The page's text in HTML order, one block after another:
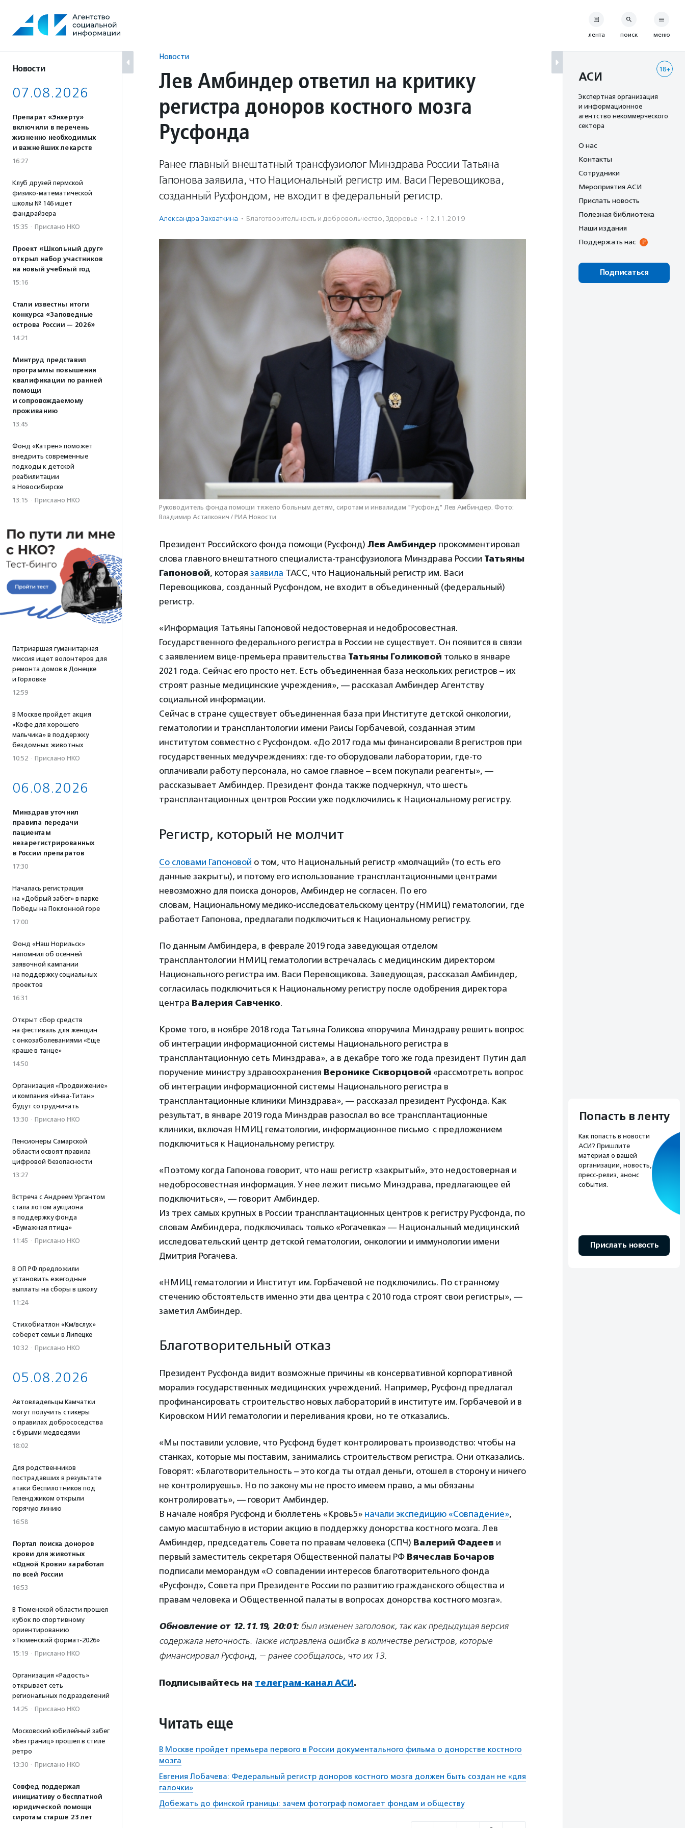
содержанию
Новости
07.08.2026
Препарат «Энхерту»
включили в перечень
жизненно необходимых
и важнейших лекарств
16:27
Клуб друзей пермской
физико-математической
школы № 146 ищет
фандрайзера
15:35 · Прислано НКО
Проект «Школьный друг»
открыл набор участников
на новый учебный год
15:16
Стали известны итоги
конкурса «Заповедные
острова России — 2026»
14:21
Минтруд представил
программы повышения
квалификации по ранней
помощи
и сопровождаемому
проживанию
13:45
Фонд «Катрен» поможет
внедрить современные
подходы к детской
реабилитации
в Новосибирске
13:15 · Прислано НКО
Патриаршая гуманитарная
миссия ищет волонтеров для
ремонта домов в Донецке
и Горловке
12:59
В Москве пройдет акция
«Кофе для хорошего
мальчика» в поддержку
бездомных животных
10:52 · Прислано НКО
06.08.2026
Минздрав уточнил
правила передачи
пациентам
незарегистрированных
в России препаратов
17:30
Началась регистрация
на «Добрый забег» в парке
Победы на Поклонной горе
17:00
Фонд «Наш Норильск»
напомнил об осенней
заявочной кампании
на поддержку социальных
проектов
16:31
Открыт сбор средств
на фестиваль для женщин
с онкозаболеваниями «Еще
краше в танце»
14:50
Организация «Продвижение»
и компания «Инва-Титан»
будут сотрудничать
13:30 · Прислано НКО
Пенсионеры Самарской
области освоят правила
цифровой безопасности
13:27
Встреча с Андреем Ургантом
стала лотом аукциона
в поддержку фонда
«Бумажная птица»
11:45 · Прислано НКО
В ОП РФ предложили
установить ежегодные
выплаты на сборы в школу
11:24
Стихобиатлон «Км/вслух»
соберет семьи в Липецке
10:32 · Прислано НКО
05.08.2026
Автовладельцы Камчатки
могут получить стикеры
о правилах добрососедства
с бурыми медведями
18:02
Для родственников
пострадавших в результате
атаки беспилотников под
Геленджиком открыли
горячую линию
16:58
Портал поиска доноров
крови для животных
«Одной Крови» заработал
по всей России
16:53
В Тюменской области прошел
кубок по спортивному
ориентированию
«Тюменский формат-2026»
15:19 · Прислано НКО
Организация «Радость»
открывает сеть
региональных подразделений
14:25 · Прислано НКО
Московский юбилейный забег
«Без границ» прошел в стиле
ретро
13:30 · Прислано НКО
Совфед поддержал
инициативу о бесплатной
юридической помощи
сиротам старше 23 лет
Новости
Лев Амбиндер ответил на критику
регистра доноров костного мозга
Русфонда
Ранее главный внештатный трансфузиолог Минздрава России Татьяна
Гапонова заявила, что Национальный регистр им. Васи Перевощикова,
созданный Русфондом, не входит в федеральный регистр.
Александра Захваткина · Благотвори­тель­ность и доброволь­чест­во, Здоровье · 12.11.2019
Руководитель фонда помощи тяжело больным детям, сиротам и инвалидам "Русфонд" Лев Амбиндер. Фото:
Владимир Астапкович / РИА Новости
Президент Российского фонда помощи (Русфонд) Лев Амбиндер прокомментировал
слова главного внештатного специалиста-трансфузиолога Минздрава России Татьяны
Гапоновой, которая заявила ТАСС, что Национальный регистр им. Васи
Перевощикова, созданный Русфондом, не входит в объединенный (федеральный)
регистр.
«Информация Татьяны Гапоновой недостоверная и недобросовестная.
Государственного федерального регистра в России не существует. Он появится в связи
с заявлением вице-премьера правительства Татьяны Голиковой только в январе
2021 года. Сейчас его просто нет. Есть объединенная база нескольких регистров – их
строят разные медицинские учреждения», — рассказал Амбиндер Агентству
социальной информации.
Сейчас в стране существует объединенная база при Институте детской онкологии,
гематологии и трансплантологии имени Раисы Горбачевой, созданная этим
институтом совместно с Русфондом. «До 2017 года мы финансировали 8 регистров при
государственных медучреждениях: где-то оборудовали лаборатории, где-то
оплачивали работу персонала, но самое главное – всем покупали реагенты», —
рассказывает Амбиндер. Президент фонда также подчеркнул, что шесть
трансплантационных центров России уже подключились к Национальному регистру.
Регистр, который не молчит
Со словами Гапоновой о том, что Национальный регистр «молчащий» (то есть его
данные закрыты), и потому его использование трансплантационными центрами
невозможно для поиска доноров, Амбиндер не согласен. По его
словам, Национальному медико-исследовательскому центру (НМИЦ) гематологии, где
работает Гапонова, предлагали подключиться к Национальному регистру.
По данным Амбиндера, в феврале 2019 года заведующая отделом
трансплантологии НМИЦ гематологии встречалась с медицинским директором
Национального регистра им. Васи Перевощикова. Заведующая, рассказал Амбиндер,
согласилась подключиться к Национальному регистру после одобрения директора
центра Валерия Савченко.
Кроме того, в ноябре 2018 года Татьяна Голикова «поручила Минздраву решить вопрос
об интеграции информационной системы Национального регистра в
трансплантационную сеть Минздрава», а в декабре того же года президент Путин дал
поручение министру здравоохранения Веронике Скворцовой «рассмотреть вопрос
об интеграции информационной системы Национального регистра в
трансплантационные клиники Минздрава», — рассказал президент Русфонда. Как
результат, в январе 2019 года Минздрав разослал во все трансплантационные
клиники, включая НМИЦ гематологии, информационное письмо с предложением
подключиться к Национальному регистру.
«Поэтому когда Гапонова говорит, что наш регистр «закрытый», это недостоверная и
недобросовестная информация. У нее лежит письмо Минздрава, предлагающее ей
подключиться», — говорит Амбиндер.
Из трех самых крупных в России трансплантационных центров к регистру Русфонда, по
словам Амбиндера, подключилась только «Рогачевка» — Национальный медицинский
исследовательский центр детской гематологии, онкологии и иммунологии имени
Дмитрия Рогачева.
«НМИЦ гематологии и Институт им. Горбачевой не подключились. По странному
стечению обстоятельств именно эти два центра с 2010 года строят свои регистры», —
заметил Амбиндер.
Благотворительный отказ
Президент Русфонда видит возможные причины «в консервативной корпоративной
морали» государственных медицинских учреждений. Например, Русфонд предлагал
профинансировать строительство новых лабораторий в институте им. Горбачевой и в
Кировском НИИ гематологии и переливания крови, но те отказались.
«Мы поставили условие, что Русфонд будет контролировать производство: чтобы на
станках, которые мы поставим, занимались строительством регистра. Они отказались.
Говорят: «Благотворительность – это когда ты отдал деньги, отошел в сторону и ничего
не контролируешь». Но по закону мы не просто имеем право, а мы обязаны
контролировать», — говорит Амбиндер.
В начале ноября Русфонд и бюллетень «Кровь5» начали экспедицию «Совпадение»,
самую масштабную в истории акцию в поддержку донорства костного мозга. Лев
Амбиндер, председатель Совета по правам человека (СПЧ) Валерий Фадеев и
первый заместитель секретаря Общественной палаты РФ Вячеслав Бочаров
подписали меморандум «О совпадении интересов благотворительного фонда
«Русфонд», Совета при Президенте России по развитию гражданского общества и
правам человека и Общественной палаты в вопросах донорства костного мозга».
Обновление от 12.11.19, 20:01: был изменен заголовок, так как предыдущая версия
содержала неточность. Также исправлена ошибка в количестве регистров, которые
финансировал Русфонд, — ранее сообщалось, что их 13.
Подписывайтесь на телеграм-канал АСИ.
Читать еще
В Москве пройдет премьера первого в России документального фильма о донорстве костного
мозга
Евгения Лобачева: Федеральный регистр доноров костного мозга должен быть создан не «для
галочки»
Добежать до финской границы: зачем фотограф помогает фондам и обществу
лента поиск меню
18+
АСИ
Экспертная организация
и информационное
агентство некоммерческого
сектора
О нас
Контакты
Сотрудники
Мероприятия АСИ
Прислать новость
Полезная библиотека
Наши издания
Поддержать нас
Подписаться
Попасть в ленту
Как попасть в новости
АСИ? Пришлите
материал о вашей
организации, новость,
пресс-релиз, анонс
события.
Прислать новость